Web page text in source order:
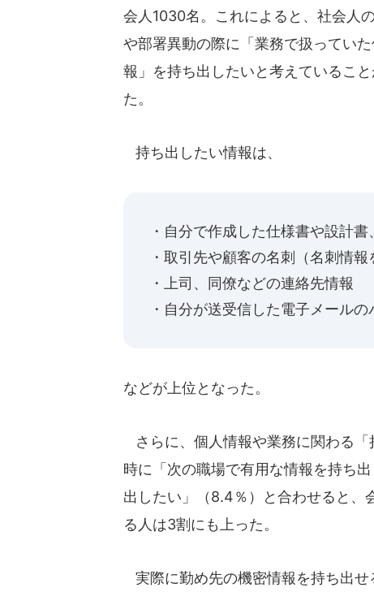
会人1030名。これによると、社会人
や部署異動の際に「業務で扱ってい
報」を持ち出したいと考えているこ
た。
持ち出したい情報は、
・自分で作成した仕様書や設計
・取引先や顧客の名刺（名刺情
・上司、同僚などの連絡先情報
・自分が送受信した電子メール
などが上位となった。
さらに、個人情報や業務に関わる
時に「次の職場で有用な情報を持ち
出したい」（8.4％）と合わせると、
る人は3割にも上った。
実際に勤め先の機密情報を持ち出